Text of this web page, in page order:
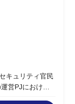
キュリティ官民
営PJにおける